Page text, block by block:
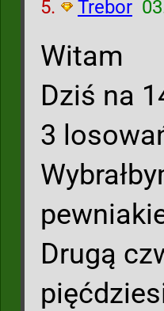
5. Trebor
Witam
Dziś na
3
Drugą